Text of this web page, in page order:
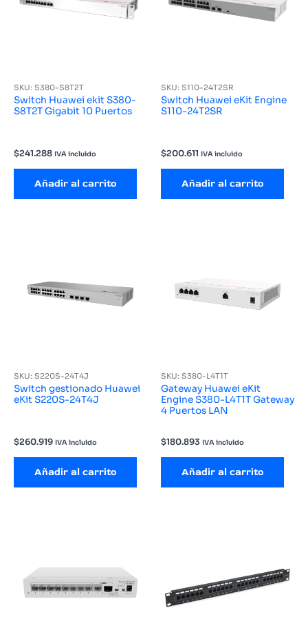
SKU: S380-S8T2T
Switch Huawei ekit S380-
S8T2T Gigabit 10 Puertos
$241.288 IVA incluido
Añadir al carrito
SKU: S110-24T2SR
Switch Huawei eKit Engine
S110-24T2SR
$200.611 IVA incluido
Añadir al carrito
SKU: S220S-24T4J
Switch gestionado Huawei
eKit S220S-24T4J
$260.919 IVA incluido
Añadir al carrito
SKU: S380-L4T1T
Gateway Huawei eKit
Engine S380-L4T1T Gateway
4 Puertos LAN
$180.893 IVA incluido
Añadir al carrito